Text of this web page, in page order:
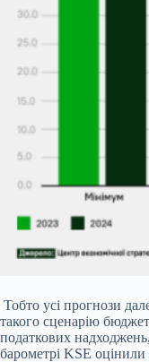
Тобто усі прогнози
такого сценарію
податкових
барометрі KSE